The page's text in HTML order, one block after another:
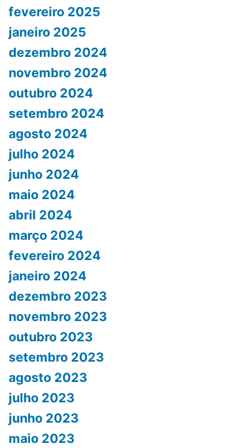
fevereiro 2025
janeiro 2025
dezembro 2024
novembro 2024
outubro 2024
setembro 2024
agosto 2024
julho 2024
junho 2024
maio 2024
abril 2024
março 2024
fevereiro 2024
janeiro 2024
dezembro 2023
novembro 2023
outubro 2023
setembro 2023
agosto 2023
julho 2023
junho 2023
maio 2023